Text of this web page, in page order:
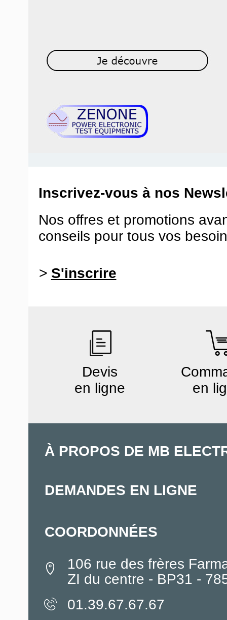
Inscrivez-vous à nos
Nos offres et promotions
conseils pour tous vos
> S'inscrire
Devis
en ligne
en
À PROPOS DE MB
DEMANDES EN LIGNE
COORDONNÉES
106 rue des frères
ZI du centre - BP31 -
01.39.67.67.67